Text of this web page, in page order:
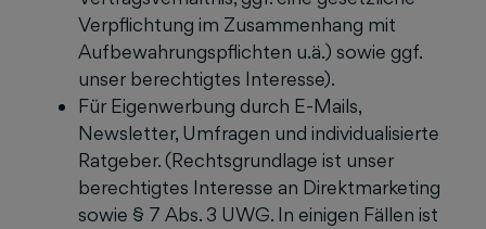
Verpflichtung im Zusammenhang mit
Aufbewahrungspflichten u.ä.) sowie ggf.
unser berechtigtes Interesse).
Für Eigenwerbung durch E-Mails,
Newsletter, Umfragen und individualisierte
Ratgeber. (Rechtsgrundlage ist unser
berechtigtes Interesse an Direktmarketing
sowie § 7 Abs. 3 UWG. In einigen Fällen ist